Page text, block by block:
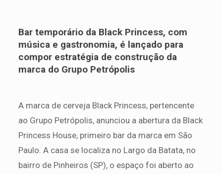
Bar temporário da Black Princess, com
música e gastronomia, é lançado para
compor estratégia de construção da
marca do Grupo Petrópolis
A marca de cerveja Black Princess, pertencente
ao Grupo Petrópolis, anunciou a abertura da Black
Princess House, primeiro bar da marca em São
Paulo. A casa se localiza no Largo da Batata, no
bairro de Pinheiros (SP), o espaço foi aberto ao